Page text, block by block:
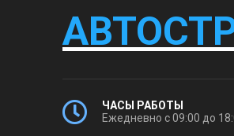
ЧАСЫ РАБОТЫ
Ежедневно с 09:00 до